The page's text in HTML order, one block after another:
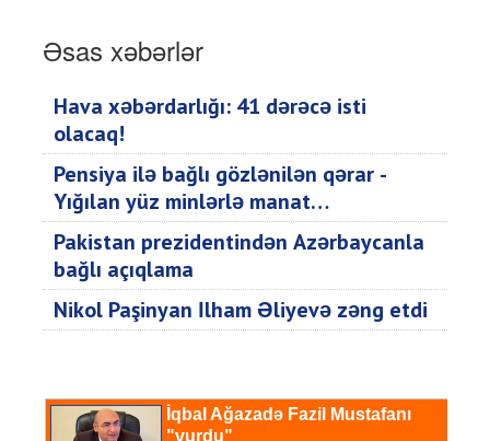
Əsas xəbərlər
Hava xəbərdarlığı: 41 dərəcə isti
olacaq!
Pensiya ilə bağlı gözlənilən qərar -
Yığılan yüz minlərlə manat…
Pakistan prezidentindən Azərbaycanla
bağlı açıqlama
Nikol Paşinyan İlham Əliyevə zəng etdi